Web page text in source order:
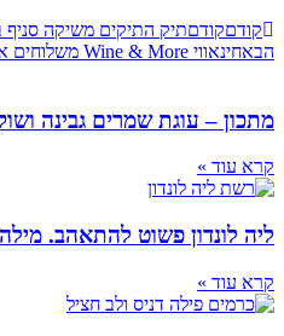
קודםקודםתיק התיקים משיקה סניף
הבאחינאווי Wine & More משלוחים און ליין
מתכון – עוגת שמרים גבינה
קרא עוד »
ליה לונדון פשוט להתאהב.
קרא עוד »